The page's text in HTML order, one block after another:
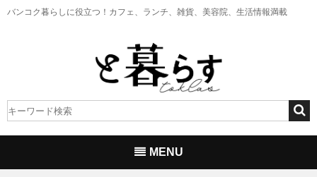
バンコク暮らしに役立つ！ カフェ、ランチ、雑貨、美容院、生活情報満載
MENU